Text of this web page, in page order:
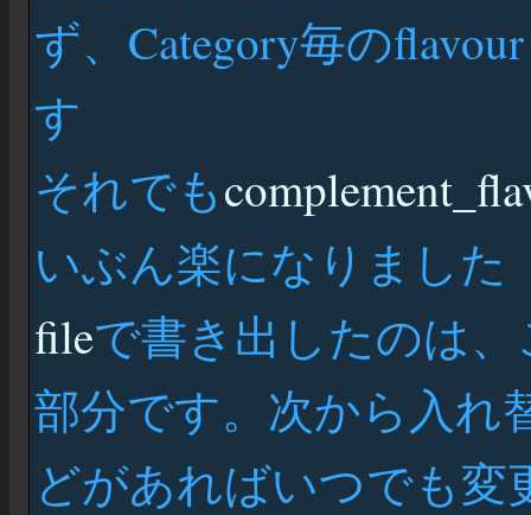
ず、Category毎の
す
それでも
いぶん楽になりました
fileで書き出したのは
部分です。次から入れ
どがあればいつでも変